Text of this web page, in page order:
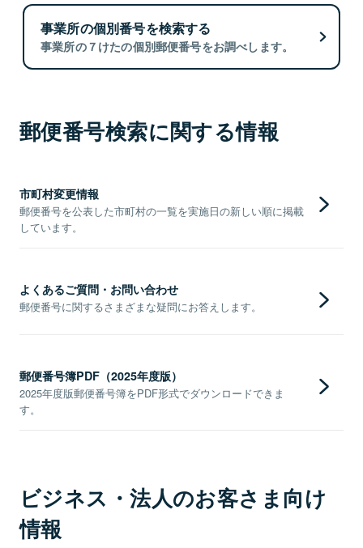
事業所の個別番号を検索する
事業所の７けたの個別郵便番号をお調べします。
郵便番号検索に関する情報
市町村変更情報
郵便番号を公表した市町村の一覧を実施日の新しい順に掲載
しています。
よくあるご質問・お問い合わせ
郵便番号に関するさまざまな疑問にお答えします。
郵便番号簿PDF（2025年度版）
2025年度版郵便番号簿をPDF形式でダウンロードできま
す。
ビジネス・法人のお客さま向け
情報